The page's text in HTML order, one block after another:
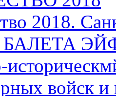
2018.
БАЛЕТА
войск и